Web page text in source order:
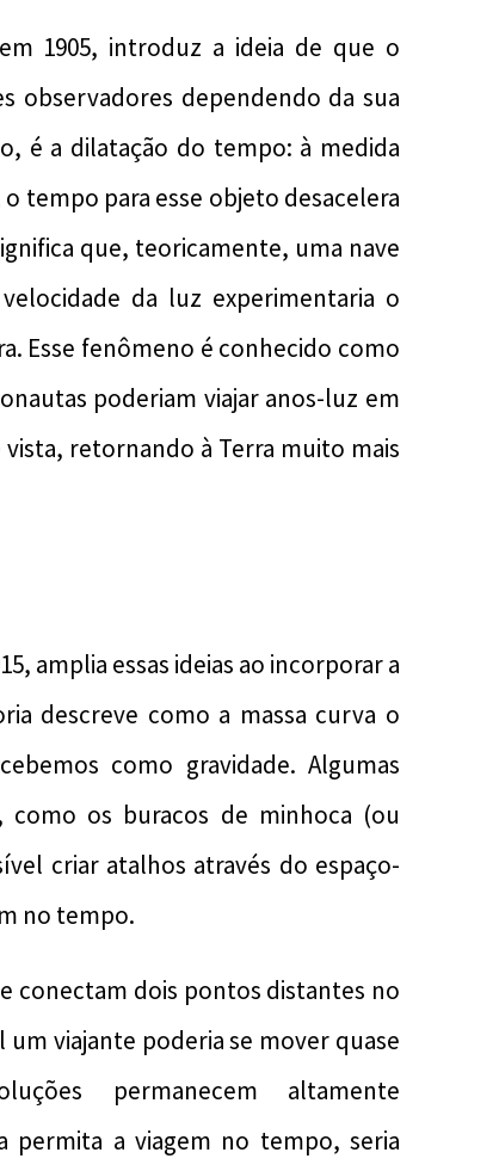
1905, introduz a ideia de que o
observadores dependendo da sua
é a dilatação do tempo: à medida
tempo para esse objeto desacelera
que, teoricamente, uma nave
da luz experimentaria o
Esse fenômeno é conhecido como
poderiam viajar anos-luz em
retornando à Terra muito mais
amplia essas ideias ao incorporar a
descreve como a massa curva o
como gravidade. Algumas
como os buracos de minhoca (ou
criar atalhos através do espaço-
no tempo.
conectam dois pontos distantes no
viajante poderia se mover quase
permanecem altamente
permita a viagem no tempo, seria